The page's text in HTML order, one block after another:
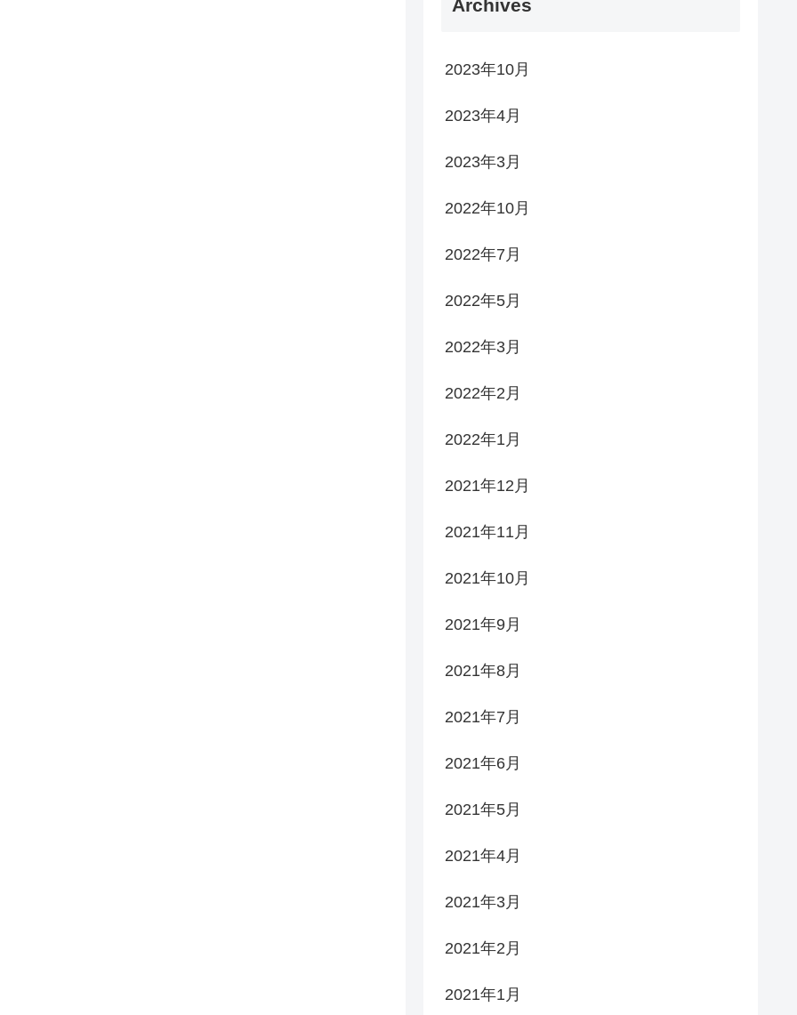
Archives
2023年10月
2023年4月
2023年3月
2022年10月
2022年7月
2022年5月
2022年3月
2022年2月
2022年1月
2021年12月
2021年11月
2021年10月
2021年9月
2021年8月
2021年7月
2021年6月
2021年5月
2021年4月
2021年3月
2021年2月
2021年1月